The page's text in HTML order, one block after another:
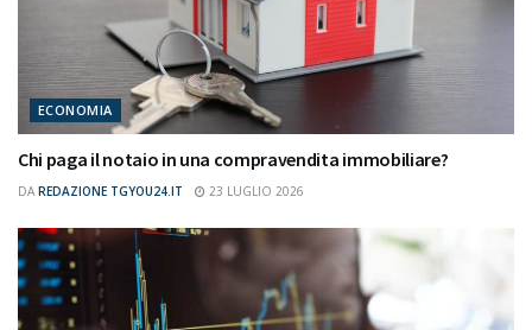
ECONOMIA
Chi paga il notaio in una compravendita immobiliare?
DA REDAZIONE TGYOU24.IT 23 LUGLIO 2026